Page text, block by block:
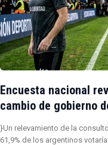
Encuesta nacional
cambio de gobierno
}Un relevamiento de la
61,9% de los argentinos votaría